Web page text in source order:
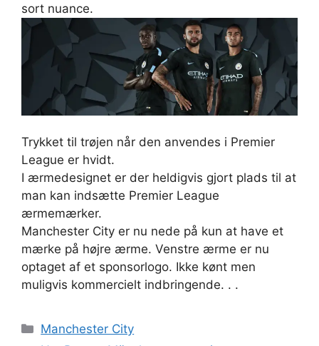
sort nuance.
Trykket til trøjen når den anvendes i Premier
League er hvidt.
I ærmedesignet er der heldigvis gjort plads til at
man kan indsætte Premier League
ærmemærker.
Manchester City er nu nede på kun at have et
mærke på højre ærme. Venstre ærme er nu
optaget af et sponsorlogo. Ikke kønt men
muligvis kommercielt indbringende. . .
Kategorier
Manchester City